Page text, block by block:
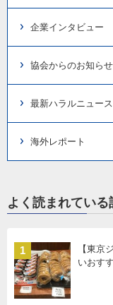
企業インタビュー
協会からのお知らせ
最新ハラルニュース
海外レポート
よく読まれている
1
【東京
いおす